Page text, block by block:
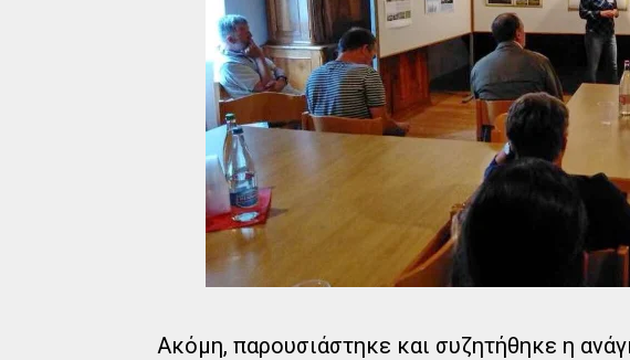
Ακόμη, παρουσιάστηκε και συζητήθηκε η